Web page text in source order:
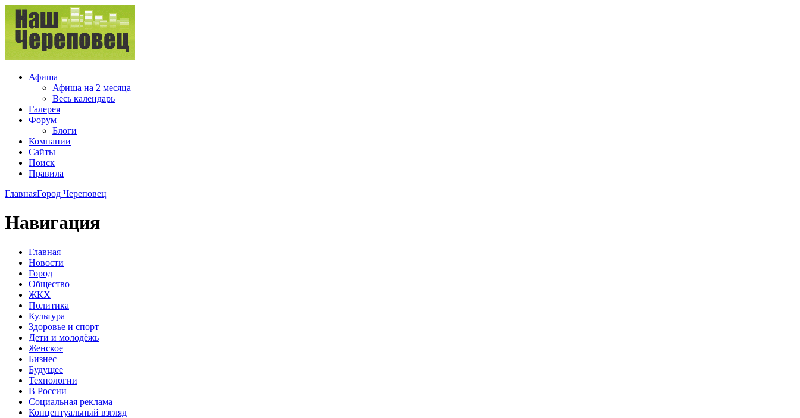
Афиша
Афиша на 2 месяца
Весь календарь
Галерея
Форум
Блоги
Компании
Сайты
Поиск
Правила
ГлавнаяГород Череповец
Навигация
Главная
Новости
Город
Общество
ЖКХ
Политика
Культура
Здоровье и спорт
Дети и молодёжь
Женское
Бизнес
Будущее
Технологии
В России
Социальная реклама
Концептуальный взгляд